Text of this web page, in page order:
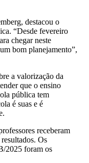
destacou o
“Desde fevereiro
chegar neste
bom planejamento”,
a valorização da
que o ensino
pública tem
é suas e é
receberam
Os
2025 foram os